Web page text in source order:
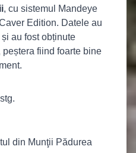
, cu sistemul Mandeye
Edition. Datele au
au fost obținute
fiind foarte bine
din Munţii Pădurea